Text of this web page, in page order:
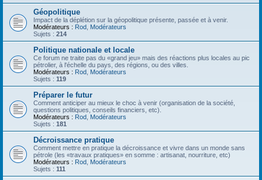
Géopolitique
Impact de la déplétion sur la géopolitique présente, passée et à venir.
Modérateurs : Rod Modérateurs
Sujets : 214
Politique nationale et locale
Ce forum ne traite pas du «grand jeu» mais des réactions plus locales au pic
pétrolier, à l'échelle du pays, des régions, ou des villes.
Modérateurs : Rod Modérateurs
Sujets : 119
Préparer le futur
Comment anticiper au mieux le choc à venir (organisation de la société,
questions politiques, conseils financiers, etc).
Modérateurs : Rod Modérateurs
Sujets : 181
Décroissance pratique
Comment mettre en pratique la décroissance et vivre dans un monde sans
pétrole (les «travaux pratiques» en somme : artisanat, nourriture, etc)
Modérateurs : Rod Modérateurs
Sujets : 111